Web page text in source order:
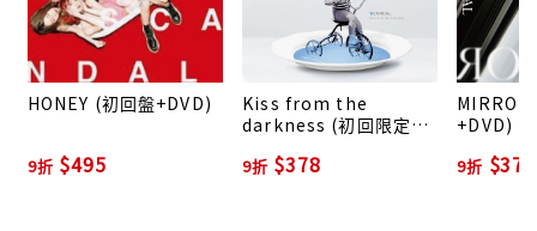
區碼：3區
字幕：無
HONEY (初回盤+DVD)
9折 $495
Kiss from the
darkness (初回限定盤
9折 $378
+DVD)
9折 $378